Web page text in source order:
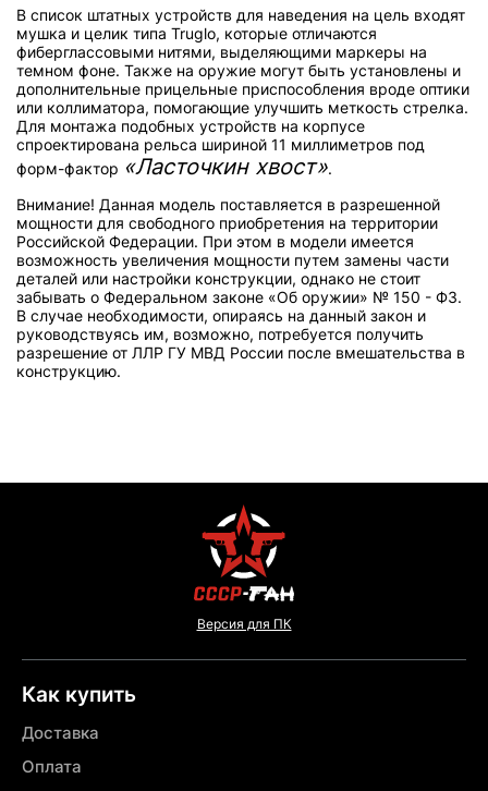
В список штатных устройств для наведения на цель входят
мушка и целик типа Truglo, которые отличаются
фиберглассовыми нитями, выделяющими маркеры на
темном фоне. Также на оружие могут быть установлены и
дополнительные прицельные приспособления вроде оптики
или коллиматора, помогающие улучшить меткость стрелка.
Для монтажа подобных устройств на корпусе
спроектирована рельса шириной 11 миллиметров под
форм-фактор «Ласточкин хвост».
Внимание! Данная модель поставляется в разрешенной
мощности для свободного приобретения на территории
Российской Федерации. При этом в модели имеется
возможность увеличения мощности путем замены части
деталей или настройки конструкции, однако не стоит
забывать о Федеральном законе «Об оружии» № 150 - ФЗ.
В случае необходимости, опираясь на данный закон и
руководствуясь им, возможно, потребуется получить
разрешение от ЛЛР ГУ МВД России после вмешательства в
конструкцию.
Версия для ПК
Как купить
Доставка
Оплата